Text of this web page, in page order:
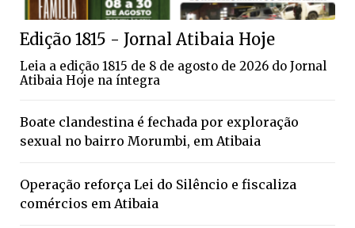
Edição 1815 - Jornal Atibaia Hoje
Leia a edição 1815 de 8 de agosto de 2026 do Jornal
Atibaia Hoje na íntegra
Boate clandestina é fechada por exploração
sexual no bairro Morumbi, em Atibaia
Operação reforça Lei do Silêncio e fiscaliza
comércios em Atibaia